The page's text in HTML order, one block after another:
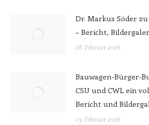
Dr. Markus Söder
– Bericht,
28. Februar 2026
Bauwagen-Bürger-
CSU und CWL ein
Bericht und
23. Februar 2026